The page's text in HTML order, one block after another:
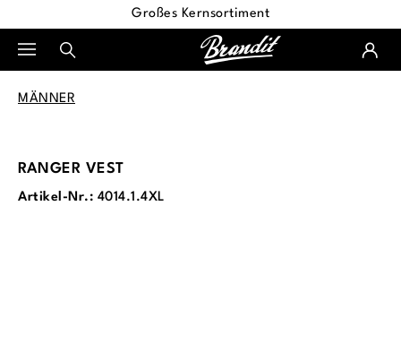
Großes Kernsortiment
MÄNNER
RANGER VEST
Artikel-Nr.: 4014.1.4XL